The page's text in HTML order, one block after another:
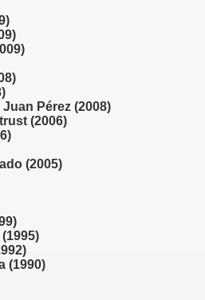
Pérez (2008)
(2006)
(2005)
(1990)